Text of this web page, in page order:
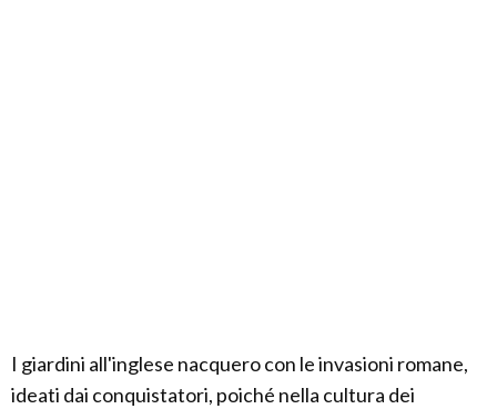
I giardini all'inglese nacquero con le invasioni romane,
ideati dai conquistatori, poiché nella cultura dei